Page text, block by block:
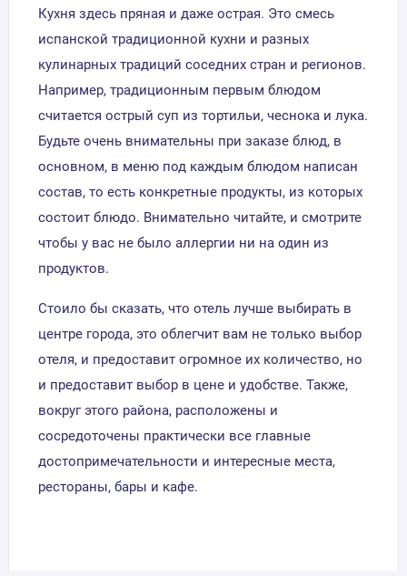
Кухня здесь пряная и даже острая. Это смесь
испанской традиционной кухни и разных
кулинарных традиций соседних стран и регионов.
Например, традиционным первым блюдом
считается острый суп из тортильи, чеснока и лука.
Будьте очень внимательны при заказе блюд, в
основном, в меню под каждым блюдом написан
состав, то есть конкретные продукты, из которых
состоит блюдо. Внимательно читайте, и смотрите
чтобы у вас не было аллергии ни на один из
продуктов.
Стоило бы сказать, что отель лучше выбирать в
центре города, это облегчит вам не только выбор
отеля, и предоставит огромное их количество, но
и предоставит выбор в цене и удобстве. Также,
вокруг этого района, расположены и
сосредоточены практически все главные
достопримечательности и интересные места,
рестораны, бары и кафе.